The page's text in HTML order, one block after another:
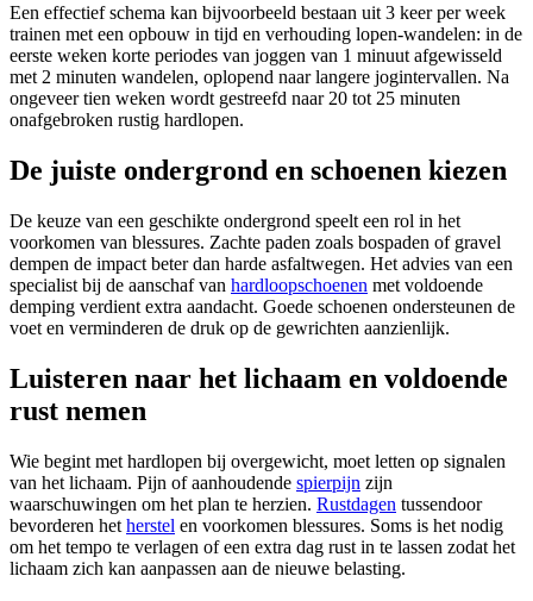
Een effectief schema kan bijvoorbeeld bestaan uit 3 keer per week
trainen met een opbouw in tijd en verhouding lopen-wandelen: in de
eerste weken korte periodes van joggen van 1 minuut afgewisseld
met 2 minuten wandelen, oplopend naar langere jogintervallen. Na
ongeveer tien weken wordt gestreefd naar 20 tot 25 minuten
onafgebroken rustig hardlopen.
De juiste ondergrond en schoenen kiezen
De keuze van een geschikte ondergrond speelt een rol in het
voorkomen van blessures. Zachte paden zoals bospaden of gravel
dempen de impact beter dan harde asfaltwegen. Het advies van een
specialist bij de aanschaf van hardloopschoenen met voldoende
demping verdient extra aandacht. Goede schoenen ondersteunen de
voet en verminderen de druk op de gewrichten aanzienlijk.
Luisteren naar het lichaam en voldoende
rust nemen
Wie begint met hardlopen bij overgewicht, moet letten op signalen
van het lichaam. Pijn of aanhoudende spierpijn zijn
waarschuwingen om het plan te herzien. Rustdagen tussendoor
bevorderen het herstel en voorkomen blessures. Soms is het nodig
om het tempo te verlagen of een extra dag rust in te lassen zodat het
lichaam zich kan aanpassen aan de nieuwe belasting.